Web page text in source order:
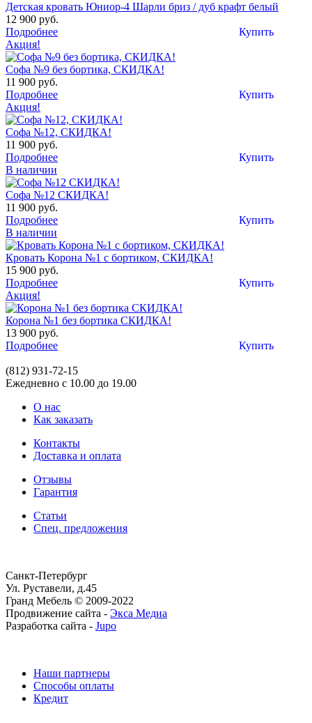
Детская кровать Юниор-4 Шарли бриз / дуб крафт белый
12 900 руб.
Купить
Подробнее
Акция!
Софа №9 без бортика, СКИДКА!
11 900 руб.
Купить
Подробнее
Акция!
Софа №12, СКИДКА!
11 900 руб.
Купить
Подробнее
В наличии
Софа №12 СКИДКА!
11 900 руб.
Купить
Подробнее
В наличии
Кровать Корона №1 с бортиком, СКИДКА!
15 900 руб.
Купить
Подробнее
Акция!
Корона №1 без бортика СКИДКА!
13 900 руб.
Купить
Подробнее
(812) 931-72-15
Ежедневно с 10.00 до 19.00
О нас
Как заказать
Контакты
Доставка и оплата
Отзывы
Гарантия
Статьи
Спец. предложения
Санкт-Петербург
Ул. Руставели, д.45
Гранд Мебель © 2009-2022
Продвижение сайта - Экса Медиа
Разработка сайта - Jupo
Наши партнеры
Способы оплаты
Кредит